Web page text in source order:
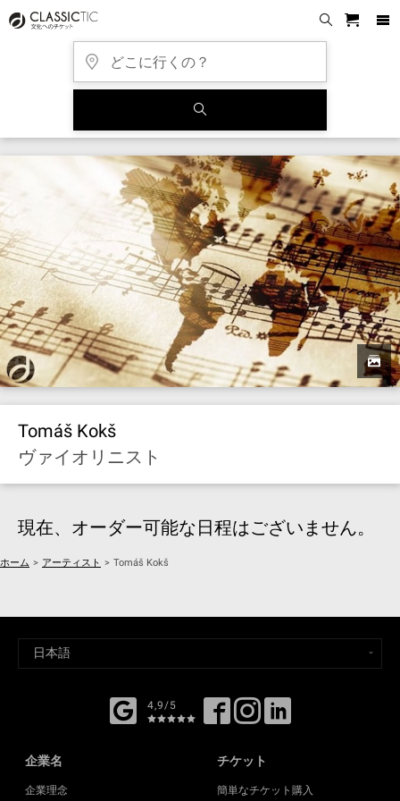
Tomáš Kokš
ヴァイオリニスト
現在、オーダー可能な日程はございません。
ホーム > アーティスト > Tomáš Kokš
4,9/5
企業名
企業理念
チケット
簡単なチケット購入